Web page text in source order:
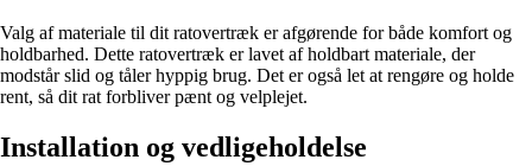
Valg af materiale til dit ratovertræk er afgørende for både komfort og
holdbarhed. Dette ratovertræk er lavet af holdbart materiale, der
modstår slid og tåler hyppig brug. Det er også let at rengøre og holde
rent, så dit rat forbliver pænt og velplejet.
Installation og vedligeholdelse